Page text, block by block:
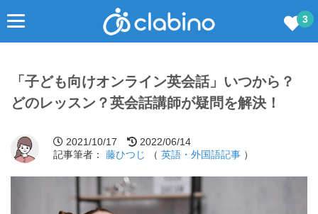
3
「子ども向けオンライン英会話」いつから？
どのレッスン？英会話講師が疑問を解決！
2021/10/17
2022/06/14
記事筆者：
藤ひつじ （ 英語・外国語記事 ）